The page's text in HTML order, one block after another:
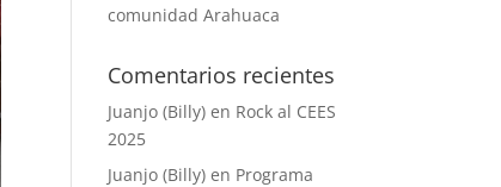
comunidad Arahuaca
Comentarios recientes
Juanjo (Billy) en Rock al CEES
2025
Juanjo (Billy) en Programa